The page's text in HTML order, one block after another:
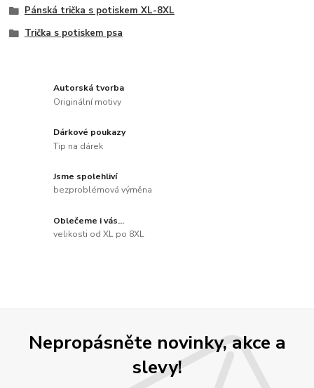
Autorská tvorba
Originální motivy
Dárkové poukazy
Tip na dárek
Jsme spolehliví
bezproblémová výměna
Oblečeme i vás...
velikosti od XL po 8XL
Pánská trička s potiskem XL-8XL
Trička s potiskem psa
Nepropásněte novinky, akce a
slevy!